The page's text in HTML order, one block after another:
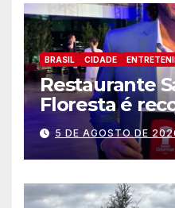
BRASIL CIDADE
Restaurante
Floresta é
um dos
de Foz do
5 DE AGOSTO DE